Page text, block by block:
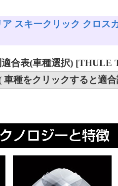
スキークリック クロス
合表(車種選択) [THULE
種をクリックすると適